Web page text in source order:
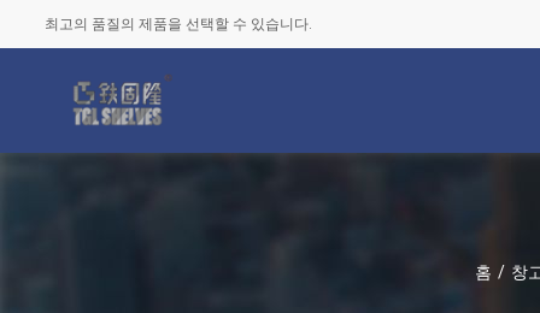
최고의 품질의 제품을 선택할 수 있습니다.
홈 / 창